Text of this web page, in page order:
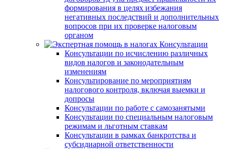
формирования в целях избежания
негативных последствий и дополнительных
вопросов при их проверке налоговым
органом
Консультации
Консультации по исчислению различных
видов налогов и законодательным
изменениям
Консультирование по мероприятиям
налогового контроля, включая выемки и
допросы
Консультации по работе с самозанятыми
Консультации по специальным налоговым
режимам и льготным ставкам
Консультации в рамках банкротства и
субсидиарной ответственности